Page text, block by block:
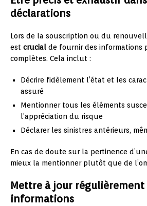
déclarations
Lors de la souscription ou du
est crucial de fournir des informations
complètes. Cela inclut :
Décrire fidèlement l’état et les
assuré
Mentionner tous les éléments
l’appréciation du risque
Déclarer les sinistres antérieurs,
En cas de doute sur la pertinence
mieux la mentionner plutôt que de
Mettre à jour régulièrement
informations